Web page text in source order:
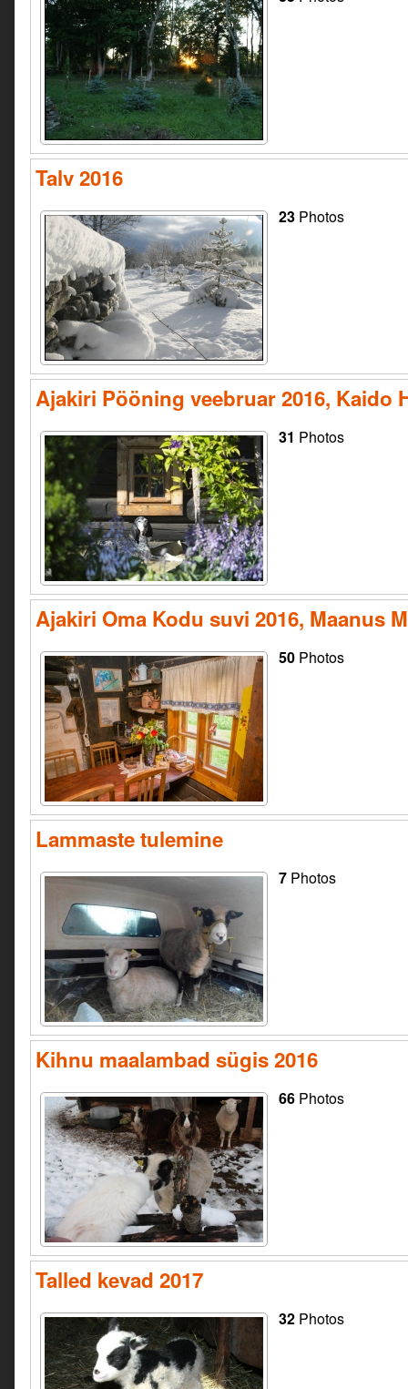
Talv 2016
23 Photos
Ajakiri Pööning veebruar 2016, Kaido
31 Photos
Ajakiri Oma Kodu suvi 2016, Maanus
50 Photos
Lammaste tulemine
7 Photos
Kihnu maalambad sügis 2016
66 Photos
Talled kevad 2017
32 Photos